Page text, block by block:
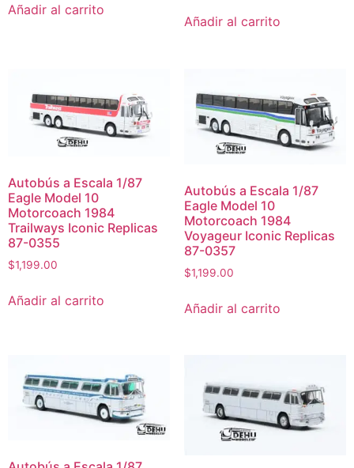
Añadir al carrito
Añadir al carrito
Autobús a Escala 1/87
Eagle Model 10
Motorcoach 1984
Trailways Iconic Replicas
87-0355
$1,199.00
Añadir al carrito
Autobús a Escala 1/87
Eagle Model 10
Motorcoach 1984
Voyageur Iconic Replicas
87-0357
$1,199.00
Añadir al carrito